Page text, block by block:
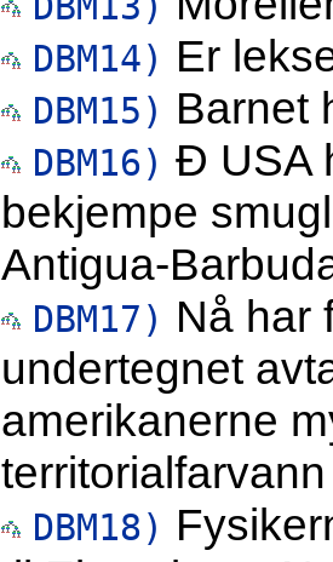
DBM14) Er
DBM15) Barnet
DBM16) Ð USA
bekjempe
Antigua-
DBM17) Nå har
undertegnet
amerikanerne
DBM18)